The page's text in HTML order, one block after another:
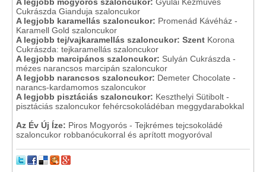
Cukrászda Gianduja szaloncukor
A legjobb karamellás szaloncukor: Promenád Kávéház -
Karamell Gold szaloncukor
A legjobb tej/vajkaramellás szaloncukor: Szent Korona
Cukrászda: tejkaramellás szaloncukor
A legjobb marcipános szaloncukor: Sulyán Cukrászda -
mézes narancsos marcipán szaloncukor
A legjobb narancsos szaloncukor: Demeter Chocolate -
narancs-kardamomos szaloncukor
A legjobb pisztáciás szaloncukor: Keszthelyi Sütibolt -
pisztáciás szaloncukor fehércsokoládéban meggydarabokkal
Az Év Új Íze: Piros Mogyorós - Tejkrémes tejcsokoládé
szaloncukor robbanócukorral és aprított mogyoróval